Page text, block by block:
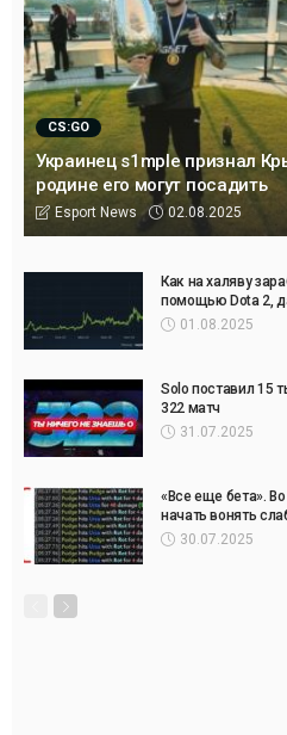
CS:GO
Украинец s1mple признал
родине его могут посадить
Esport News 02.08.2025
Как на халяву
помощью Dota 2,
01.08.2025
Solo поставил 15
322 матч
31.07.2025
«Все еще бета».
начать вонять
30.07.2025